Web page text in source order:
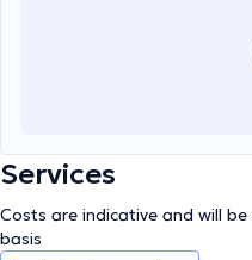
Services
Costs are indicative and will
basis